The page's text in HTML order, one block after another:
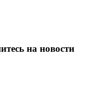
на новости